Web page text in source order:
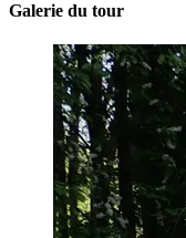
Galerie du tour